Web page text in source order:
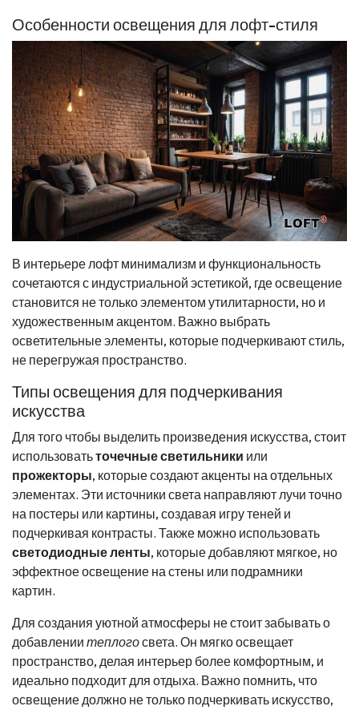
Особенности освещения для лофт-стиля
В интерьере лофт минимализм и функциональность
сочетаются с индустриальной эстетикой, где освещение
становится не только элементом утилитарности, но и
художественным акцентом. Важно выбрать
осветительные элементы, которые подчеркивают стиль,
не перегружая пространство.
Типы освещения для подчеркивания
искусства
Для того чтобы выделить произведения искусства, стоит
использоватьточечные светильники или
прожекторы, которые создают акценты на отдельных
элементах. Эти источники света направляют лучи точно
на постеры или картины, создавая игру теней и
подчеркивая контрасты. Также можно использовать
светодиодные ленты, которые добавляют мягкое, но
эффектное освещение на стены или подрамники
картин.
Для создания уютной атмосферы не стоит забывать о
добавлении теплогосвета. Он мягко освещает
пространство, делая интерьер более комфортным, и
идеально подходит для отдыха. Важно помнить, что
освещение должно не только подчеркивать искусство,